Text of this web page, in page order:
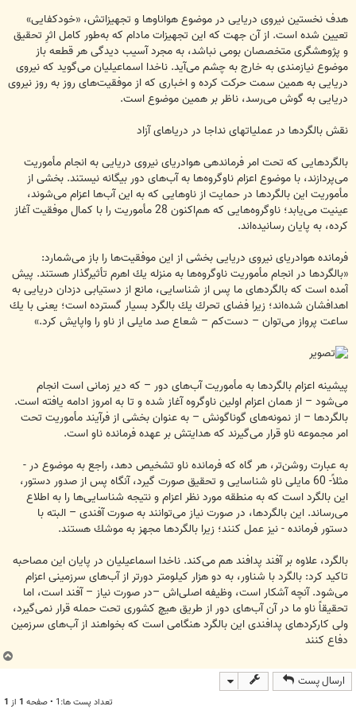
هدف نخستین نیروی دریایی در موضوع هواناوها و تجهیزاتش، «خودکفایی»
تعیین شده است. از آن جهت كه این تجهیزات مادام كه به‌طور كامل اثرِ تحقیق
و پژوهشگری متخصصان بومی نباشد، به مجرد آسیب دیدگی هر قطعه باز
موضوع نیازمندی به خارج به چشم می‌آید. ناخدا اسماعیلیان می‌گوید كه نیروی
دریایی به همین سمت حركت كرده و اخباری كه از موفقیت‌های روز به روز نیروی
دریایی به گوش می‌رسد، ناظر بر همین موضوع است.
نقش بالگردها در عملیاتهای نداجا در دریاهای آزاد
بالگردهایی كه تحت امر فرماندهی هوادریای نیروی دریایی به انجام مأموریت
می‌پردازند، با موضوع اعزام ناوگروه‌ها به آب‌های دور بیگانه نیستند. بخشی از
مأموریت این بالگردها در حمایت از ناوهایی كه به این آب‌ها اعزام می‌شوند،
عینیت می‌یابد؛ ناوگروه‌هایی كه هم‌اكنون 28 مأموریت را با كمال موفقیت آغاز
كرده، به پایان رسانیده‌اند.
فرمانده هوادریای نیروی دریایی بخشی از این موفقیت‌ها را باز می‌شمارد:
«بالگردها در انجام مأموریت ناوگروه‌ها به منزله یك اهرم تأثیرگذار هستند. پیش
آمده است كه بالگردهای ما پس از شناسایی، مانع از دستیابی دزدان دریایی به
اهدافشان شده‌اند؛ زیرا فضای تحرك یك بالگرد بسیار گسترده است؛ یعنی با یك
ساعت پرواز می‌توان – دست‌كم – شعاع صد مایلی از ناو را واپایش كرد.»
پیشینه اعزام بالگردها به مأموریت آب‌های دور – كه دیر زمانی است انجام
می‌شود – از همان اعزام اولین ناوگروه آغاز شده و تا به امروز ادامه یافته است.
بالگردها – از نمونه‌های گوناگونش – به عنوان بخشی از فرآیند مأموریت تحت
امر مجموعه ناو قرار می‌گیرند كه هدایتش بر عهده فرمانده ناو است.
به عبارت روشن‌تر، هر گاه كه فرمانده ناو تشخیص دهد، راجع به موضوع در -
مثلاً- 60 مایلی ناو شناسایی و تحقیق صورت گیرد، آنگاه پس از صدور دستور،
این بالگرد است كه به منطقه مورد نظر اعزام و نتیجه شناسایی‌ها را به اطلاع
می‌رساند. این بالگردها، در صورت نیاز می‌توانند به صورت آفندی – البته با
دستور فرمانده - نیز عمل كنند؛ زیرا بالگردها مجهز به موشك هستند.
بالگرد، علاوه بر آفند پدافند هم می‌كند. ناخدا اسماعیلیان در پایان این مصاحبه
تاکید کرد: بالگرد با شناور، به دو هزار كیلومتر دورتر از آب‌های سرزمینی اعزام
می‌شود. آنچه آشكار است، وظیفه اصلی‌اش –در صورت نیاز – آفند است، اما
تحقیقاً ناو ما در آن آب‌های دور از طریق هیچ كشوری تحت حمله قرار نمی‌گیرد،
ولی كاركردهای پدافندی این بالگرد هنگامی است كه بخواهند از آب‌های سرزمین
دفاع كنند
ارسال پست
تعداد پست ها:1 • صفحه 1 از 1